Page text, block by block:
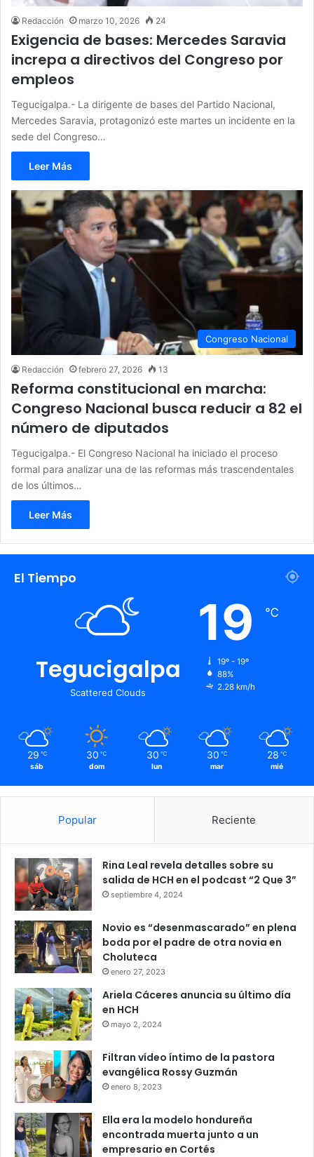
Redacción marzo 10, 2026 24
Exigencia de bases: Mercedes Saravia
increpa a directivos del Congreso por
empleos
Tegucigalpa.- La dirigente de bases del Partido Nacional,
Mercedes Saravia, protagonizó este martes un incidente en la
sede del Congreso…
Leer Más
Congreso Nacional
Redacción febrero 27, 2026 13
Reforma constitucional en marcha:
Congreso Nacional busca reducir a 82 el
número de diputados
Tegucigalpa.- El Congreso Nacional ha iniciado el proceso
formal para analizar una de las reformas más trascendentales
de los últimos…
Leer Más
El Tiempo
Tegucigalpa
Scattered Clouds
19 ℃
19º - 19º
88%
2.28 km/h
29 ℃
sáb
30 ℃
dom
30 ℃
lun
30 ℃
mar
28 ℃
mié
Popular Reciente
Rina Leal revela detalles sobre su
salida de HCH en el podcast “2 Que 3”
septiembre 4, 2024
Novio es “desenmascarado” en plena
boda por el padre de otra novia en
Choluteca
enero 27, 2023
Ariela Cáceres anuncia su último día
en HCH
mayo 2, 2024
Filtran vídeo íntimo de la pastora
evangélica Rossy Guzmán
enero 8, 2023
Ella era la modelo hondureña
encontrada muerta junto a un
empresario en Cortés